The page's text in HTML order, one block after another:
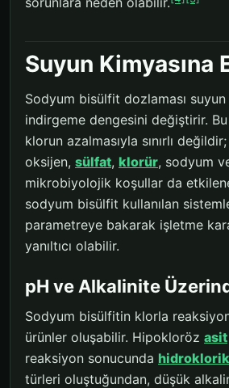
Suyun Kimyasına
Sodyum bisülfit dozlaması suyun
indirgeme dengesini değiştirir.
klorun azalmasıyla sınırlı değildir;
oksijen, sülfat, klorür, sodyum
mikrobiyolojik koşullar da
sodyum bisülfit kullanılan
parametreye bakarak işletme
yanıltıcı olabilir.
pH ve Alkalinite
Sodyum bisülfitin klorla
ürünler oluşabilir. Hipokloröz asit
reaksiyon sonucunda
türleri oluştuğundan, düşük